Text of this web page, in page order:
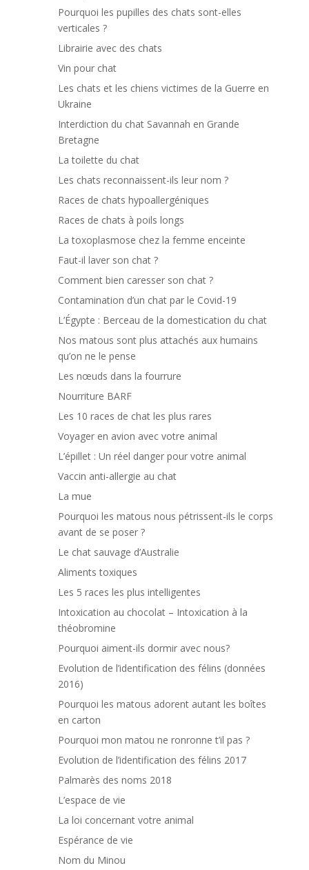
Pourquoi les pupilles des chats sont-elles
verticales ?
Librairie avec des chats
Vin pour chat
Les chats et les chiens victimes de la Guerre en
Ukraine
Interdiction du chat Savannah en Grande
Bretagne
La toilette du chat
Les chats reconnaissent-ils leur nom ?
Races de chats hypoallergéniques
Races de chats à poils longs
La toxoplasmose chez la femme enceinte
Faut-il laver son chat ?
Comment bien caresser son chat ?
Contamination d’un chat par le Covid-19
L’Égypte : Berceau de la domestication du chat
Nos matous sont plus attachés aux humains
qu’on ne le pense
Les nœuds dans la fourrure
Nourriture BARF
Les 10 races de chat les plus rares
Voyager en avion avec votre animal
L’épillet : Un réel danger pour votre animal
Vaccin anti-allergie au chat
La mue
Pourquoi les matous nous pétrissent-ils le corps
avant de se poser ?
Le chat sauvage d’Australie
Aliments toxiques
Les 5 races les plus intelligentes
Intoxication au chocolat – Intoxication à la
théobromine
Pourquoi aiment-ils dormir avec nous?
Evolution de l’identification des félins (données
2016)
Pourquoi les matous adorent autant les boîtes
en carton
Pourquoi mon matou ne ronronne t’il pas ?
Evolution de l’identification des félins 2017
Palmarès des noms 2018
L’espace de vie
La loi concernant votre animal
Espérance de vie
Nom du Minou